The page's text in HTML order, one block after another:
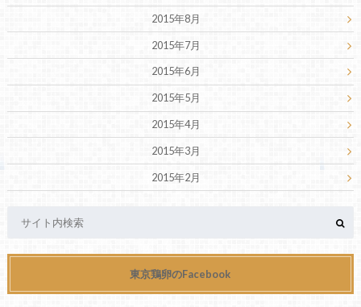
2015年8月
2015年7月
2015年6月
2015年5月
2015年4月
2015年3月
2015年2月
東京鶏卵のFacebook